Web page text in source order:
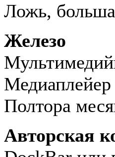
Ложь,
Железо
Медиаплейер
Полтора
Авторская